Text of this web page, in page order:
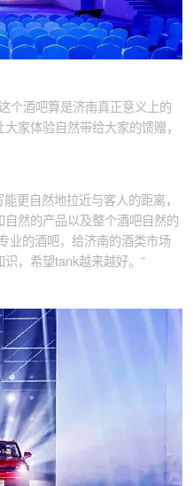
个酒吧算是济南真正意义上的
家体验自然带给大家的馈赠，
更自然地拉近与客人的距离，
然的产品以及整个酒吧自然的
业的酒吧，给济南的酒类市场
，希望tank越来越好。”